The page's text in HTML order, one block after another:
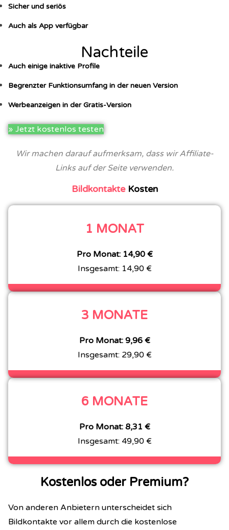
Sicher und seriös
Auch als App verfügbar
Nachteile
Auch einige inaktive Profile
Begrenzter Funktionsumfang in der neuen Version
Werbeanzeigen in der Gratis-Version
» Jetzt kostenlos testen
Wir machen darauf aufmerksam, dass wir Affiliate-
Links auf der Seite verwenden.
BildkontakteKosten
1 MONAT
Pro Monat: 14,90 €
Insgesamt: 14,90 €
3 MONATE
Pro Monat: 9,96 €
Insgesamt: 29,90 €
6 MONATE
Pro Monat: 8,31 €
Insgesamt: 49,90 €
Kostenlos oder Premium?
Von anderen Anbietern unterscheidet sich
Bildkontakte vor allem durch die kostenlose